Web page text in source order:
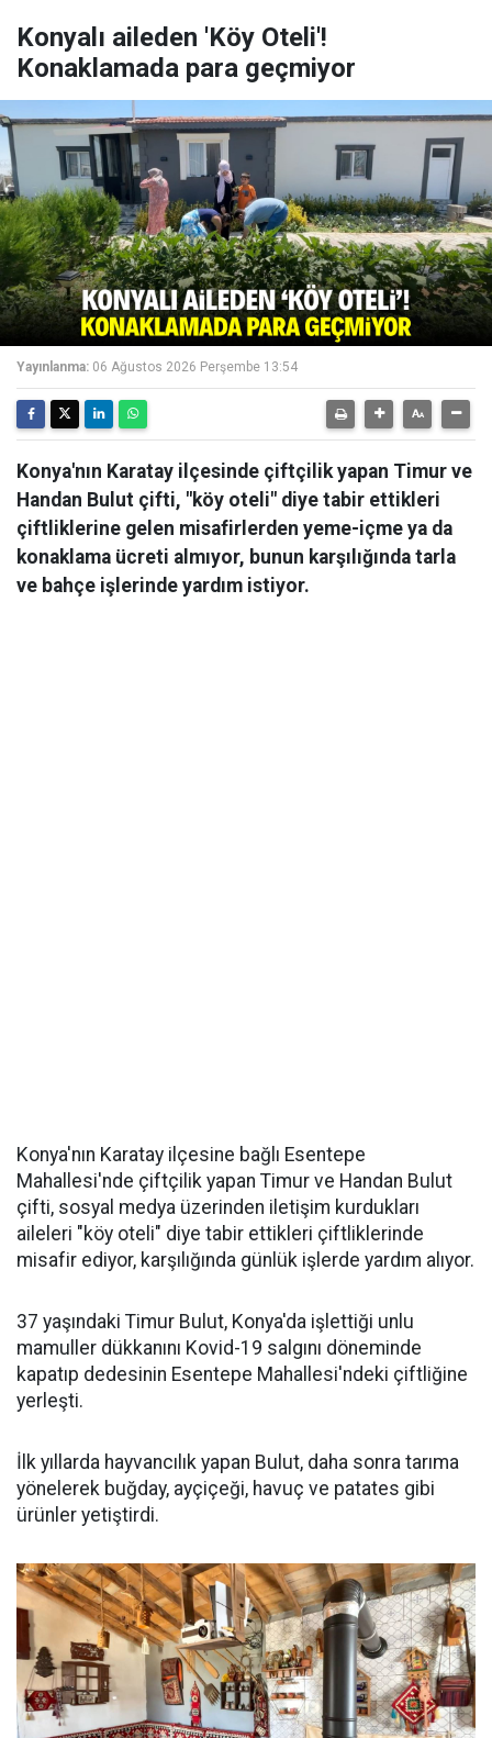
Konyalı aileden 'Köy Oteli'!
Konaklamada para geçmiyor
Yayınlanma: 06 Ağustos 2026 Perşembe 13:54
Konya'nın Karatay ilçesinde çiftçilik yapan Timur ve
Handan Bulut çifti, "köy oteli" diye tabir ettikleri
çiftliklerine gelen misafirlerden yeme-içme ya da
konaklama ücreti almıyor, bunun karşılığında tarla
ve bahçe işlerinde yardım istiyor.
Konya'nın Karatay ilçesine bağlı Esentepe
Mahallesi'nde çiftçilik yapan Timur ve Handan Bulut
çifti, sosyal medya üzerinden iletişim kurdukları
aileleri "köy oteli" diye tabir ettikleri çiftliklerinde
misafir ediyor, karşılığında günlük işlerde yardım alıyor.
37 yaşındaki Timur Bulut, Konya'da işlettiği unlu
mamuller dükkanını Kovid-19 salgını döneminde
kapatıp dedesinin Esentepe Mahallesi'ndeki çiftliğine
yerleşti.
İlk yıllarda hayvancılık yapan Bulut, daha sonra tarıma
yönelerek buğday, ayçiçeği, havuç ve patates gibi
ürünler yetiştirdi.